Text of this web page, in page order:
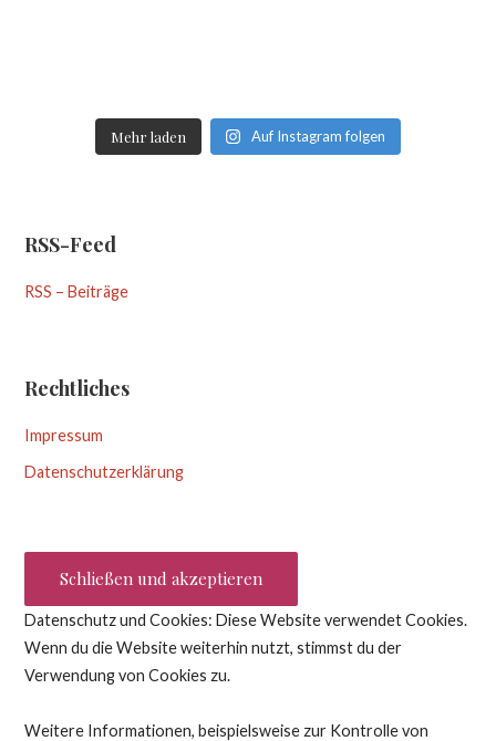
Mehr laden Auf Instagram folgen
RSS-Feed
RSS – Beiträge
Rechtliches
Impressum
Datenschutzerklärung
Datenschutz und Cookies: Diese Website verwendet Cookies.
Wenn du die Website weiterhin nutzt, stimmst du der
Verwendung von Cookies zu.
Weitere Informationen, beispielsweise zur Kontrolle von